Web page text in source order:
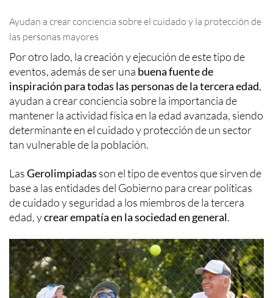
Ayudan a crear conciencia sobre el cuidado y la protección de
las personas mayores
Por otro lado, la creación y ejecución de este tipo de
eventos, además de ser una buena fuente de
inspiración para todas las personas de la tercera edad,
ayudan a crear conciencia sobre la importancia de
mantener la actividad física en la edad avanzada, siendo
determinante en el cuidado y protección de un sector
tan vulnerable de la población.
LasGerolimpiadas son el tipo de eventos que sirven de
base a las entidades del Gobierno para crear políticas
de cuidado y seguridad a los miembros de la tercera
edad, ycrear empatía en la sociedad en general.